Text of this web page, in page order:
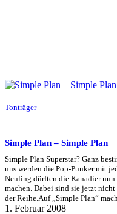
Tonträger
Simple Plan – Simple Plan
Simple Plan Superstar? Ganz
uns werden die Pop-Punker mit
Neuling dürften die Kanadier
machen. Dabei sind sie jetzt nicht
der Reihe.Auf „Simple Plan“
1. Februar 2008